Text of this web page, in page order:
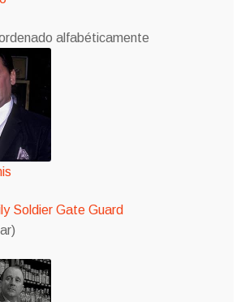
alfabéticamente
Soldier Gate Guard